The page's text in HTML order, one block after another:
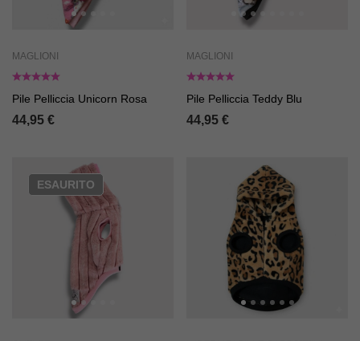
MAGLIONI
Pile Pelliccia Unicorn Rosa
44,95 €
MAGLIONI
Pile Pelliccia Teddy Blu
44,95 €
ESAURITO